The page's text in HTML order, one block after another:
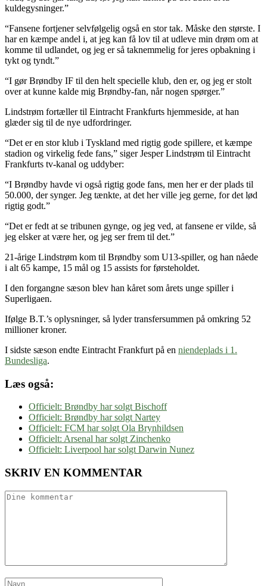
kuldegysninger.”
“Fansene fortjener selvfølgelig også en stor tak. Måske den største. I
har en kæmpe andel i, at jeg kan få lov til at udleve min drøm om at
komme til udlandet, og jeg er så taknemmelig for jeres opbakning i
tykt og tyndt.”
“I gør Brøndby IF til den helt specielle klub, den er, og jeg er stolt
over at kunne kalde mig Brøndby-fan, når nogen spørger.”
Lindstrøm fortæller til Eintracht Frankfurts hjemmeside, at han
glæder sig til de nye udfordringer.
“Det er en stor klub i Tyskland med rigtig gode spillere, et kæmpe
stadion og virkelig fede fans,” siger Jesper Lindstrøm til Eintracht
Frankfurts tv-kanal og uddyber:
“I Brøndby havde vi også rigtig gode fans, men her er der plads til
50.000, der synger. Jeg tænkte, at det her ville jeg gerne, for det lød
rigtig godt.”
“Det er fedt at se tribunen gynge, og jeg ved, at fansene er vilde, så
jeg elsker at være her, og jeg ser frem til det.”
21-årige Lindstrøm kom til Brøndby som U13-spiller, og han nåede
i alt 65 kampe, 15 mål og 15 assists for førsteholdet.
I den forgangne sæson blev han kåret som årets unge spiller i
Superligaen.
Ifølge B.T.’s oplysninger, så lyder transfersummen på omkring 52
millioner kroner.
I sidste sæson endte Eintracht Frankfurt på en niendeplads i 1.
Bundesliga.
Læs også:
Officielt: Brøndby har solgt Bischoff
Officielt: Brøndby har solgt Nartey
Officielt: FCM har solgt Ola Brynhildsen
Officielt: Arsenal har solgt Zinchenko
Officielt: Liverpool har solgt Darwin Nunez
SKRIV EN KOMMENTAR